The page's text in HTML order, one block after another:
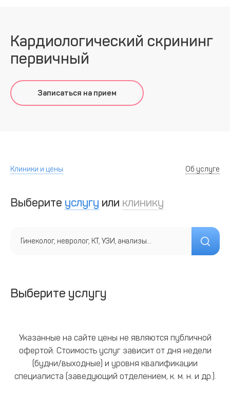
Кардиологический скрининг
первичный
Записаться на прием
Клиники и цены Об услуге
Выберите услугу или клинику
Выберите услугу
Указанные на сайте цены не являются публичной
офертой. Стоимость услуг зависит от дня недели
(будни/выходные) и уровня квалификации
специалиста (заведующий отделением, к. м. н. и др.).